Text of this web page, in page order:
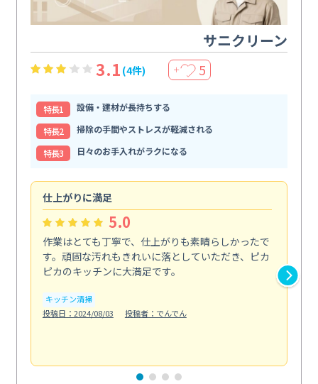
サニクリーン
3.1 (4件) ＋ 5
特⻑1
設備・建材が長持ちする
特⻑2
掃除の手間やストレスが軽減される
特⻑3
日々のお手入れがラクになる
仕上がりに満足
5.0
作業はとても丁寧で、仕上がりも素晴らしかったで
す。頑固な汚れもきれいに落としていただき、ピカ
ピカのキッチンに大満足です。
キッチン清掃
投稿日：2024/08/03
投稿者：でんでん